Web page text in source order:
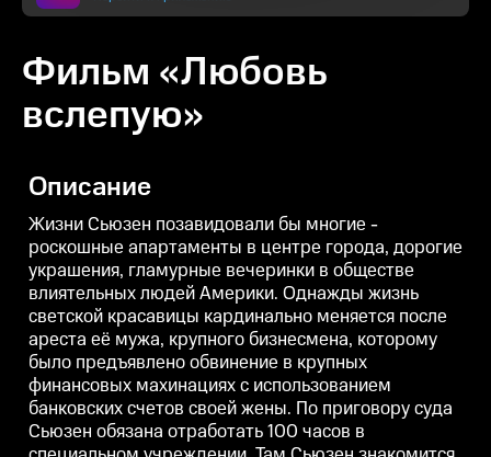
Фильм «Любовь
вслепую»
Описание
Жизни Сьюзен позавидовали бы многие -
роскошные апартаменты в центре города, дорогие
украшения, гламурные вечеринки в обществе
влиятельных людей Америки. Однажды жизнь
светской красавицы кардинально меняется после
ареста её мужа, крупного бизнесмена, которому
было предъявлено обвинение в крупных
финансовых махинациях с использованием
банковских счетов своей жены. По приговору суда
Сьюзен обязана отработать 100 часов в